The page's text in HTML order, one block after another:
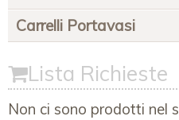
Carrelli Portavasi
Lista Richieste
Non ci sono prodotti nel